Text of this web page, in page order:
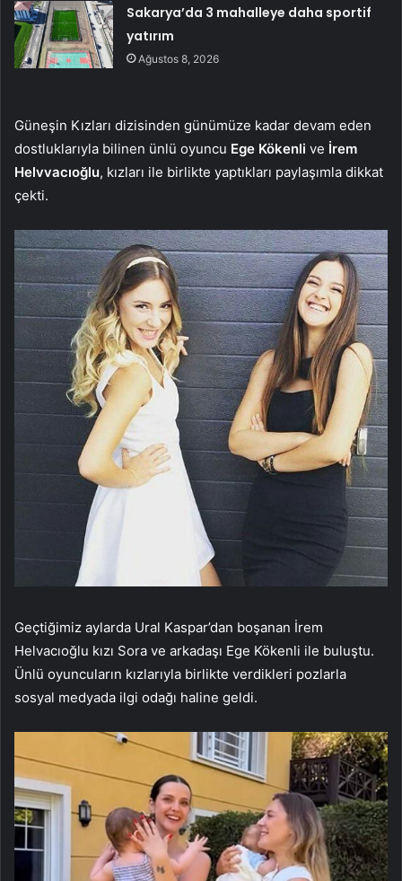
Sakarya’da 3 mahalleye daha sportif
yatırım
Ağustos 8, 2026
Güneşin Kızları dizisinden günümüze kadar devam eden
dostluklarıyla bilinen ünlü oyuncu Ege Kökenli ve İrem
Helvvacıoğlu, kızları ile birlikte yaptıkları paylaşımla dikkat
çekti.
Geçtiğimiz aylarda Ural Kaspar’dan boşanan İrem
Helvacıoğlu kızı Sora ve arkadaşı Ege Kökenli ile buluştu.
Ünlü oyuncuların kızlarıyla birlikte verdikleri pozlarla
sosyal medyada ilgi odağı haline geldi.